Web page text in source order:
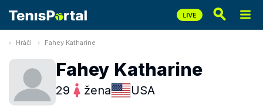
Hráči Fahey Katharine
Fahey Katharine
29 žena USA